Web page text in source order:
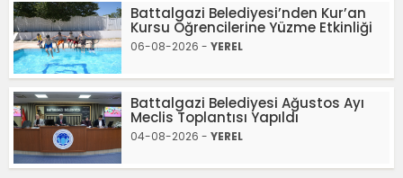
Battalgazi Belediyesi’nden Kur’an
Kursu Öğrencilerine Yüzme Etkinliği
06-08-2026 - YEREL
Battalgazi Belediyesi Ağustos Ayı
Meclis Toplantısı Yapıldı
04-08-2026 - YEREL